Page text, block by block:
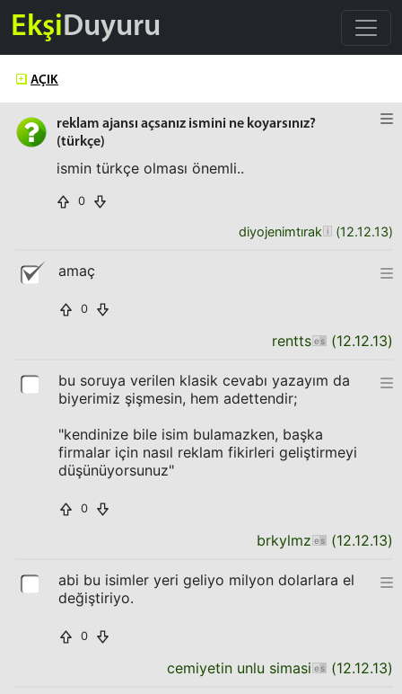
EkşiDuyuru
AÇIK
reklam ajansı açsanız ismini ne koyarsınız?
(türkçe)
ismin türkçe olması önemli..
0
diyojenimtırak (12.12.13)
amaç
0
rentts (12.12.13)
bu soruya verilen klasik cevabı yazayım da
biyerimiz şişmesin, hem adettendir;
"kendinize bile isim bulamazken, başka
firmalar için nasıl reklam fikirleri geliştirmeyi
düşünüyorsunuz"
0
brkylmz (12.12.13)
abi bu isimler yeri geliyo milyon dolarlara el
değiştiriyo.
0
cemiyetin unlu simasi (12.12.13)